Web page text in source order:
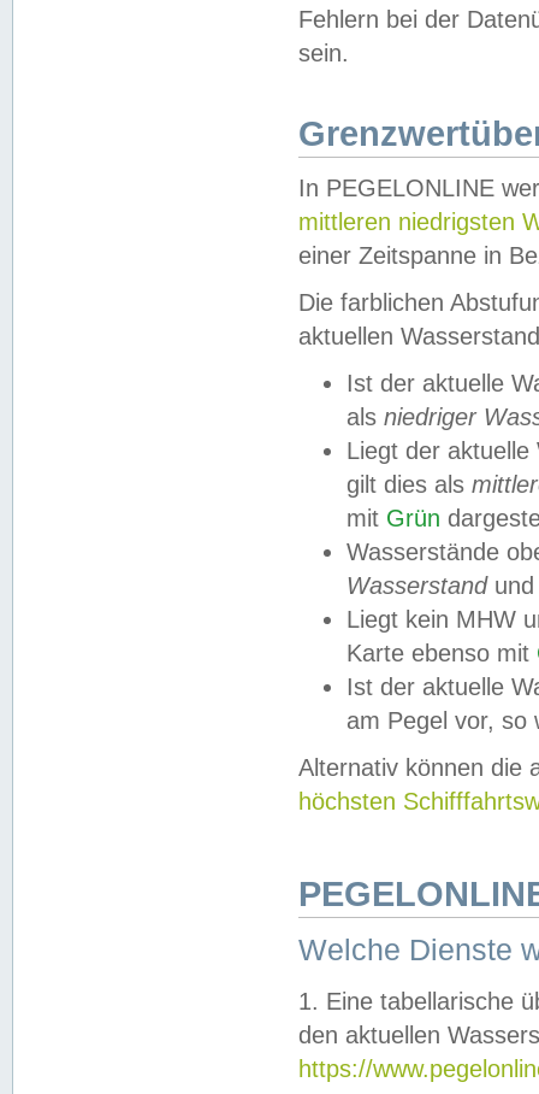
Fehlern bei der
sein.
In PEGELONLINE
mittleren niedrigsten
einer Zeitspanne in
Die farblichen
aktuellen
Ist der aktuelle
als niedriger
Liegt der
gilt dies als
mit Grün
Wasserstände
Wasserstandund
Liegt kein MHW
Karte ebenso mit
Ist der aktuelle
am Pegel vor,
Alternativ können die
höchsten
Welche Dienste
1. Eine tabellarische
den aktuellen
https://